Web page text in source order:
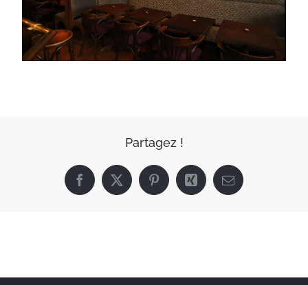
Partagez !
Facebook
X PinterestXing Email